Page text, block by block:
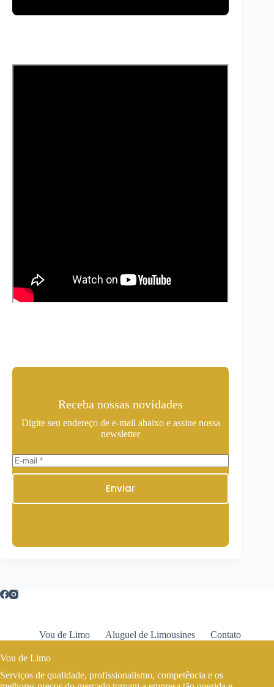
Receba nossas novidades
Digite seu endereço de e-mail abaixo e assine nossa
newsletter
Enviar
Vou de Limo Aluguel de Limousines Contato
Vou de Limo
Serviços de qualidade, profissionalismo, competência e os